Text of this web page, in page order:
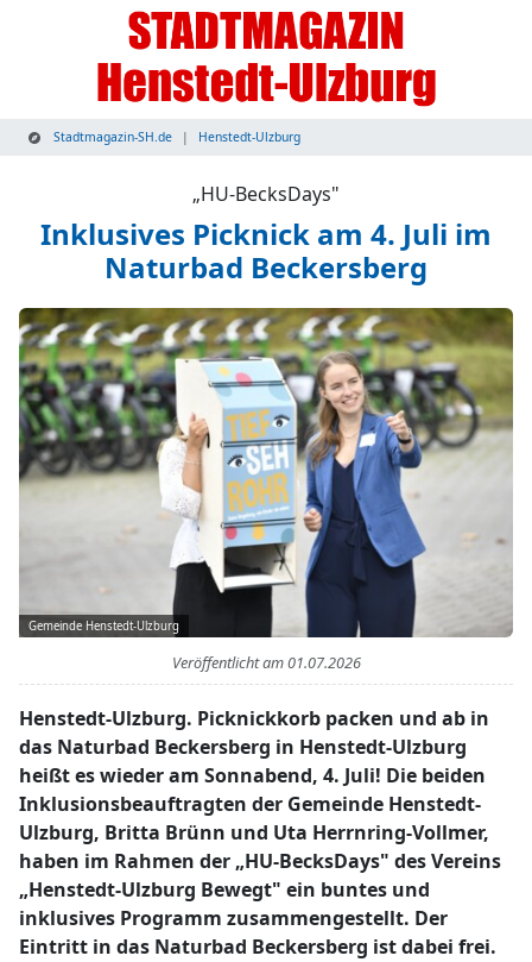
Stadtmagazin-SH.de Henstedt-Ulzburg
„HU-BecksDays"
Inklusives Picknick am 4. Juli im
Naturbad Beckersberg
Gemeinde Henstedt-Ulzburg
Veröffentlicht am01.07.2026
Henstedt-Ulzburg. Picknickkorb packen und ab in
das Naturbad Beckersberg in Henstedt-Ulzburg
heißt es wieder am Sonnabend, 4. Juli! Die beiden
Inklusionsbeauftragten der Gemeinde Henstedt-
Ulzburg, Britta Brünn und Uta Herrnring-Vollmer,
haben im Rahmen der „HU-BecksDays" des Vereins
„Henstedt-Ulzburg Bewegt" ein buntes und
inklusives Programm zusammengestellt. Der
Eintritt in das Naturbad Beckersberg ist dabei frei.